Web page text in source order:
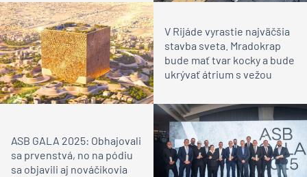
V Rijáde vyrastie najväčšia
stavba sveta. Mradokrap
bude mať tvar kocky a bude
ukrývať átrium s vežou
ASB GALA 2025: Obhajovali
sa prvenstvá, no na pódiu
sa objavili aj nováčikovia